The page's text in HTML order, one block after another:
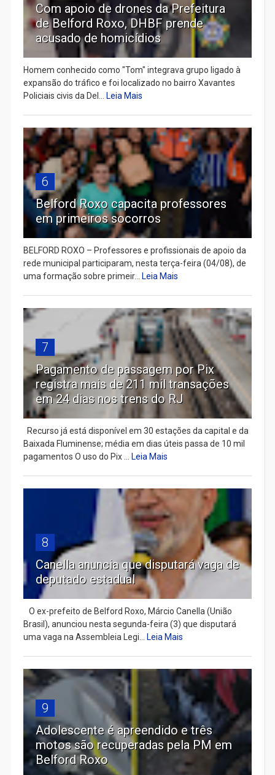
Com apoio de drones da Prefeitura
de Belford Roxo, DHBF prende
acusado de homicídios
Homem conhecido como "Tom" integrava grupo ligado à
expansão do tráfico e foi localizado no bairro Xavantes
Policiais civis da Del... Leia Mais
6
Belford Roxo capacita professores
em primeiros socorros
BELFORD ROXO – Professores e profissionais de apoio da
rede municipal participaram, nesta terça-feira (04/08), de
uma formação sobre primeir... Leia Mais
7
Pagamento de passagem por Pix
registra mais de 211 mil transações
em 24 dias nos trens do RJ
Recurso já está disponível em 30 estações da capital e da
Baixada Fluminense; média em dias úteis passa de 10 mil
pagamentos O uso do Pix ... Leia Mais
8
Canella anuncia que disputará vaga de
deputado estadual
​ O ex-prefeito de Belford Roxo, Márcio Canella (União
Brasil), anunciou nesta segunda-feira (3) que disputará
uma vaga na Assembleia Legi... Leia Mais
9
Adolescente é apreendido e três
motos são recuperadas pela PM em
Belford Roxo